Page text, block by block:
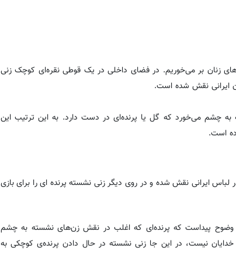
زنان بر می‌خوریم. در فضای داخلی در یک قوطی نقره‌ای کوچک زنی
ایرانی نقش شده است.
به چشم می‌خورد که گل یا پرنده‌ای در دست دارد. به این ترتیب این
است.
ایرانی نقش شده و در روی دیگر زنی نشسته پرنده ای را برای بازی
وضوح پیداست که پرنده‌ای که اغلب در نقش زن‌های نشسته به چشم
نیست، در این جا زنی نشسته در حال دادن پرنده‌ی کوچکی به